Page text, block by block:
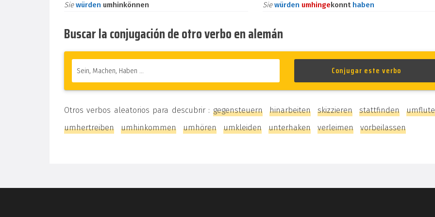
Siewürden umhinkönnen Siewürden umhingekonnt haben
Buscar la conjugación de otro verbo en alemán
Otros verbos aleatorios para descubrir : gegensteuern hinarbeiten skizzieren stattfinden
umhertreiben
umhinkommen umhören umkleiden unterhaken verleimen vorbeilassen